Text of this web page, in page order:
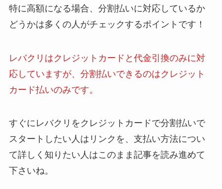
特に高額になる場合、分割払いに対応しているか
どうかは多くの人がチェックするポイントです！
レバクリはクレジットカードと代金引換のみに対
応していますが、分割払いできるのはクレジット
カード払いのみです。
すぐにレバクリをクレジットカードで分割払いで
スタートしたい人はリンクを、支払い方法につい
て詳しく知りたい人はこのまま記事を読み進めて
下さいね。